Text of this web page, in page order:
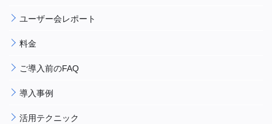
ユーザー会レポート
料金
ご導入前のFAQ
導入事例
活用テクニック